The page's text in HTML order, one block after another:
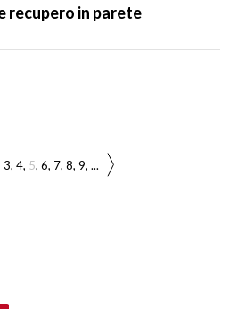
recupero in parete
3 4 5 6 7 8 9 ...